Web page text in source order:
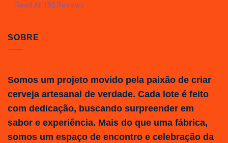
Read All 190 Reviews
SOBRE
Somos um projeto movido pela paixão de criar
cerveja artesanal de verdade. Cada lote é feito
com dedicação, buscando surpreender em
sabor e experiência. Mais do que uma fábrica,
somos um espaço de encontro e celebração da